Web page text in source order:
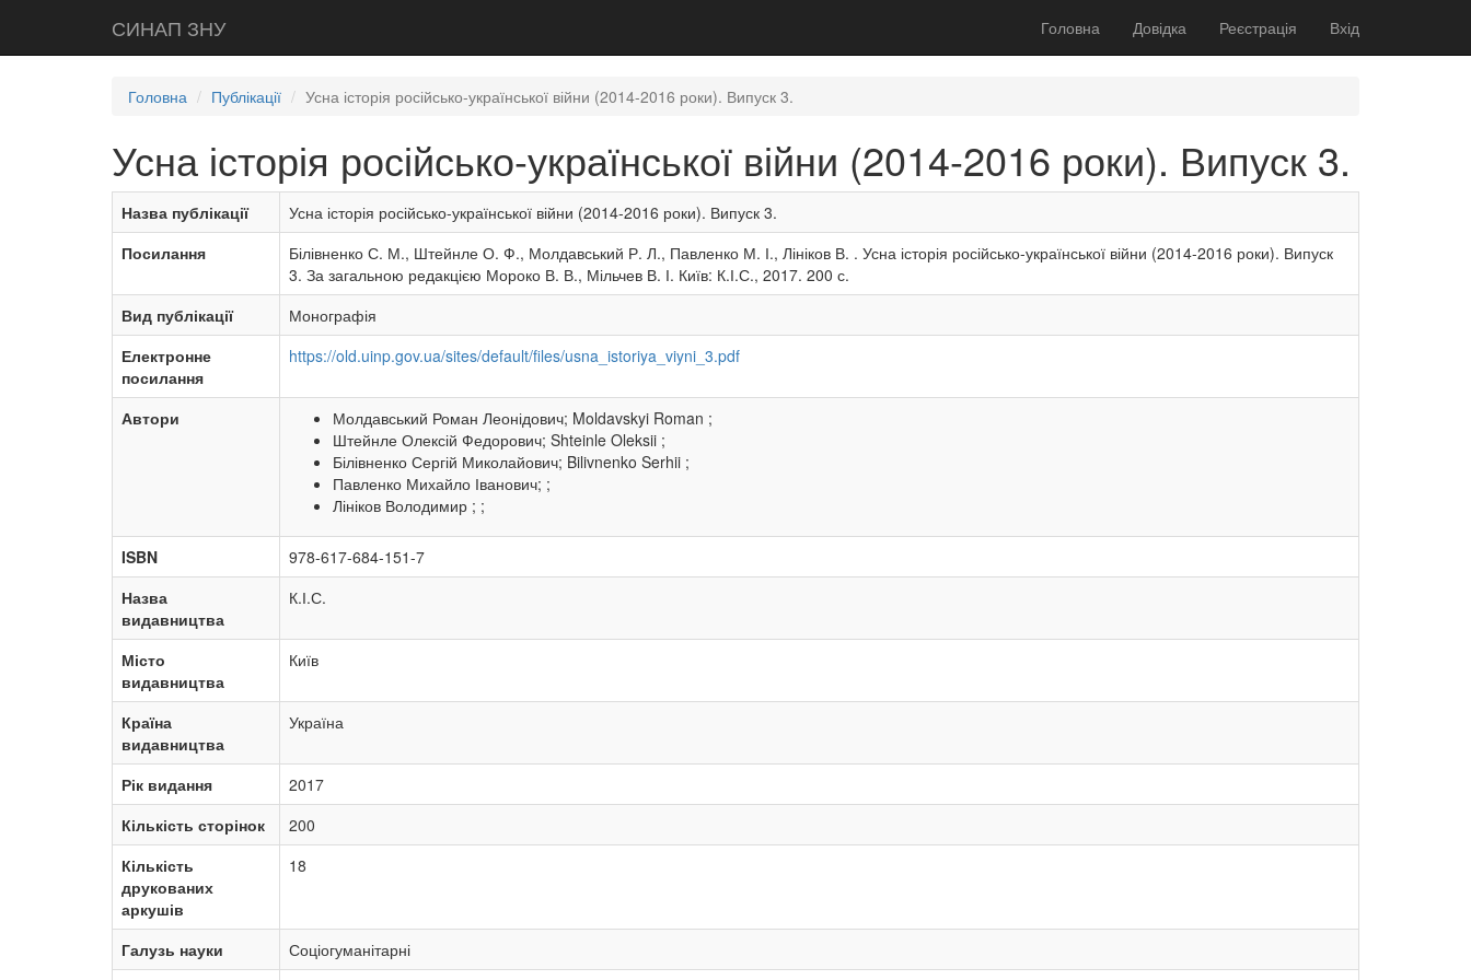
СИНАП ЗНУ Головна Довідка Реєстрація Вхід
Головна Публікації Усна історія російсько-української війни (2014-2016 роки). Випуск 3.
Усна історія російсько-української війни (2014-2016 роки). Випуск 3.
Назва публікації
Усна історія російсько-української війни (2014-2016 роки). Випуск 3.
Посилання
Білівненко С. М., Штейнле О. Ф., Молдавський Р. Л., Павленко М. І., Лініков В. . Усна історія російсько-української війни (2014-2016 роки). Випуск
3. За загальною редакцією Мороко В. В., Мільчев В. І. Київ: К.І.С., 2017. 200 с.
Вид публікації
Монографія
Електронне
посилання
https://old.uinp.gov.ua/sites/default/files/usna_istoriya_viyni_3.pdf
Автори
Молдавський Роман Леонідович; Moldavskyi Roman ;
Штейнле Олексій Федорович; Shteinle Oleksii ;
Білівненко Сергій Миколайович; Bilivnenko Serhii ;
Павленко Михайло Іванович; ;
Лініков Володимир ; ;
ISBN
978-617-684-151-7
Назва
видавництва
К.І.С.
Місто
видавництва
Київ
Країна
видавництва
Україна
Рік видання
2017
Кількість сторінок
200
Кількість
друкованих
аркушів
18
Галузь науки
Соціогуманітарні